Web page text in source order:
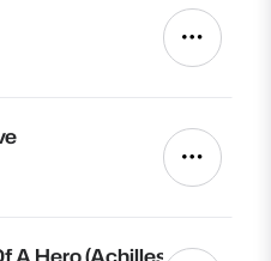
Autres
Autres
A Hero (Achilles)